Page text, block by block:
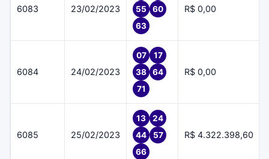
6083 23/02/2023
55
60
63
R$ 0,00
6084 24/02/2023
07
17
38
64
71
R$ 0,00
6085 25/02/2023
13
24
44
57
66
R$ 4.322.398,60